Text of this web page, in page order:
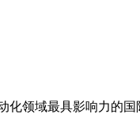
领域最具影响力的